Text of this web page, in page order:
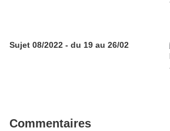
Sujet 08/2022 - du 19 au 26/02
Commentaires